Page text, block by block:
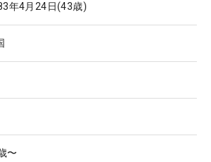
年4月24日(43歳)
〜